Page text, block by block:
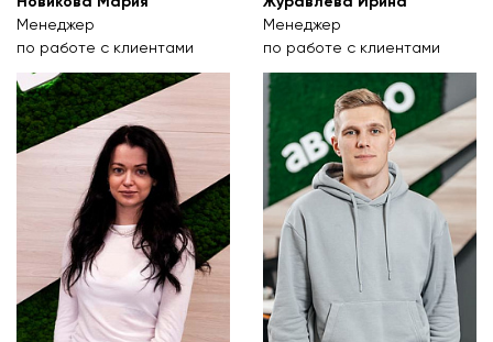
Менеджер
по работе с клиентами
Менеджер
по работе с клиентами